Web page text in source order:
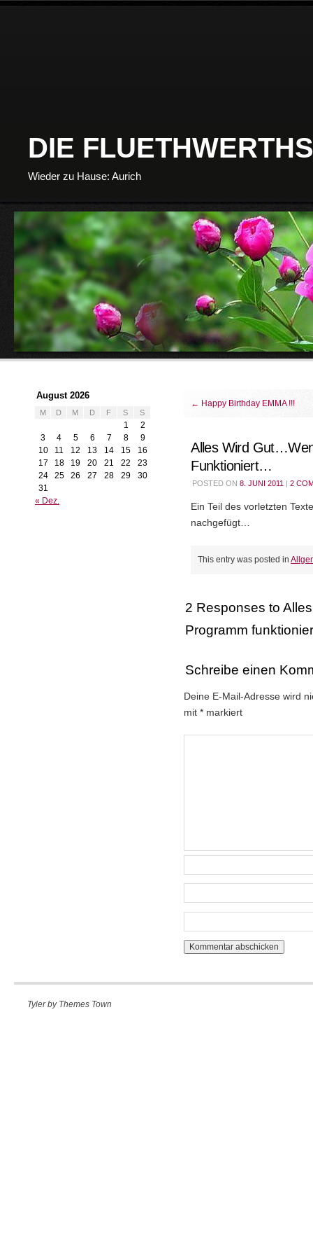
DIE
Wieder zu Hause: Aurich
← Happy Birthday EMMA !!!
Alles Wird
Funktioniert…
POSTED ON 8. JUNI 2011 | 2
Ein Teil des vorletzten
nachgefügt…
This entry was posted in
2 Responses to
Programm
Schreibe einen
Deine E-Mail-Adresse wird
mit* markiert
August 2026
M D M D F S S
1
2
3
4 5 6 7 8
9
10
11 12 13 14 15
16
17
18 19 20 21 22
23
24
25 26 27 28 29
30
31
« Dez.
Tyler by Themes Town